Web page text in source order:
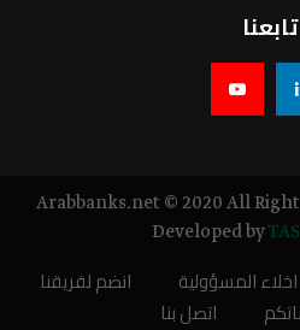
تابعنا
Arabbanks.net © 2020 All
Developed by
اخلاء المسؤولية
انضم لفريقنا
اتصل بنا